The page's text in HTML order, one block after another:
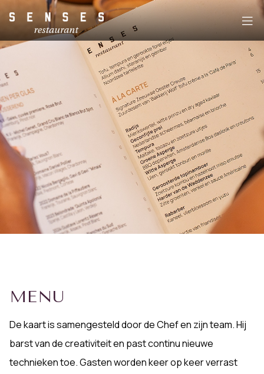
MENU
De kaart is samengesteld door de Chef en zijn team. Hij
barst van de creativiteit en past continu nieuwe
technieken toe. Gasten worden keer op keer verrast